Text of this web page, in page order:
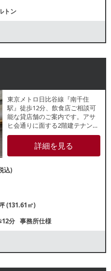
トン
東京メトロ日比谷線『南千住
駅』徒歩12分、飲食店ご相談可
能な貸店舗のご案内です。アサ
ヒ会通りに面する2階建テナン
ト。周辺は住宅街が広がってい
るため、リピーター獲得が期待
できます。諸条件等、お気軽に
詳細を見る
込)
(131.61㎡)
12分 事務所仕様